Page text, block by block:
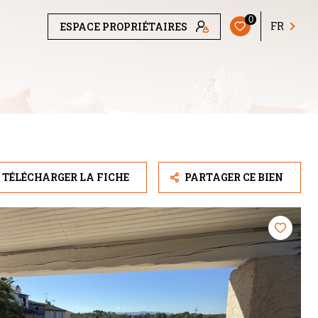
ESPACE PROPRIÉTAIRES 0 FR
TÉLÉCHARGER LA FICHE PARTAGER CE BIEN